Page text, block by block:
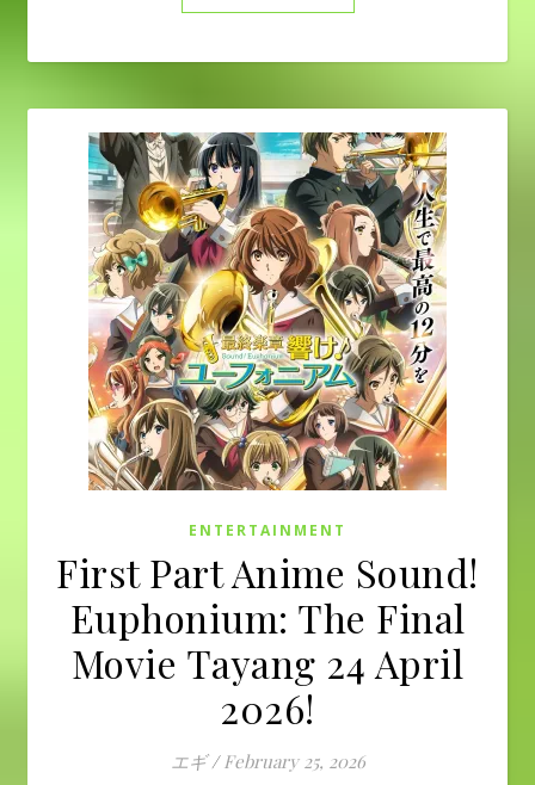
ENTERTAINMENT
First Part Anime Sound!
Euphonium: The Final
Movie Tayang 24 April
2026!
エギ / February 25, 2026